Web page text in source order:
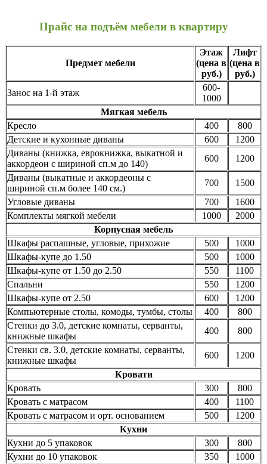
Прайс на подъём мебели в квартиру
Предмет мебели
Этаж
(цена в
руб.)
Лифт
(цена в
руб.)
Занос на 1-й этаж
600-
1000
Мягкая мебель
Кресло
400
800
Детские и кухонные диваны
600
1200
Диваны (книжка, еврокнижка, выкатной и
аккордеон с шириной сп.м до 140)
600
1200
Диваны (выкатные и аккордеоны с
шириной сп.м более 140 см.)
700
1500
Угловые диваны
700
1600
Комплекты мягкой мебели
1000
2000
Корпусная мебель
Шкафы распашные, угловые, прихожие
500
1000
Шкафы-купе до 1.50
500
1000
Шкафы-купе от 1.50 до 2.50
550
1100
Спальни
550
1200
Шкафы-купе от 2.50
600
1200
Компьютерные столы, комоды, тумбы, столы
400
800
Стенки до 3.0, детские комнаты, серванты,
книжные шкафы
400
800
Стенки св. 3.0, детские комнаты, серванты,
книжные шкафы
600
1200
Кровати
Кровать
300
800
Кровать с матрасом
400
1100
Кровать с матрасом и орт. основанием
500
1200
Кухни
Кухни до 5 упаковок
300
800
Кухни до 10 упаковок
350
1000